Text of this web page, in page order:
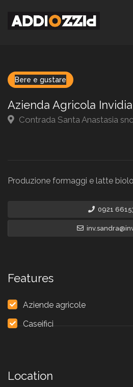
Bere e gustare
Azienda Agricola
Contrada Santa Anastasia
Produzione formaggi e latte
0921
Features
Aziende agricole
Caseifici
Location